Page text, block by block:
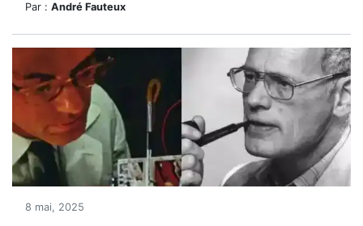
Par : André Fauteux
8 mai, 2025